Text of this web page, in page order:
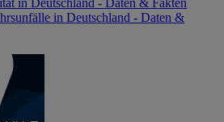
in Deutschland - Daten &